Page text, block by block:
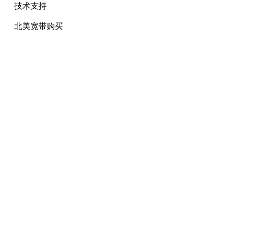
技术支持
北美宽带购买